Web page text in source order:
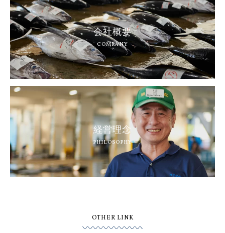
会社概要
COMPANY
経営理念
PHILOSOPHY
OTHER LINK